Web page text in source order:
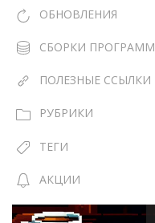
ОБНОВЛЕНИЯ
СБОРКИ ПРОГРАММ
ПОЛЕЗНЫЕ ССЫЛКИ
РУБРИКИ
ТЕГИ
АКЦИИ